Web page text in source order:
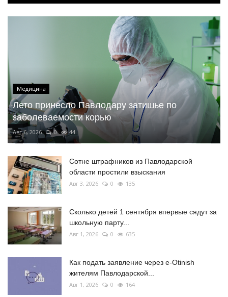
Медицина
Лето принесло Павлодару затишье по
заболеваемости корью
Авг 6, 2026 0 44
Сотне штрафников из Павлодарской
области простили взыскания
Авг 3, 2026 0 135
Сколько детей 1 сентября впервые сядут за
школьную парту...
Авг 1, 2026 0 635
Как подать заявление через e-Otinish
жителям Павлодарской...
Авг 1, 2026 0 164